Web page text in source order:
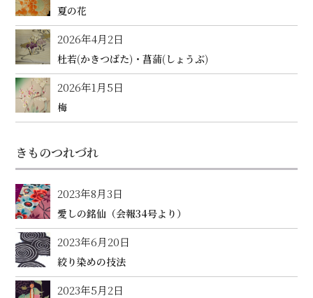
夏の花
2026年4月2日
杜若(かきつばた)・菖蒲(しょうぶ)
2026年1月5日
梅
きものつれづれ
2023年8月3日
愛しの銘仙（会報34号より）
2023年6月20日
絞り染めの技法
2023年5月2日